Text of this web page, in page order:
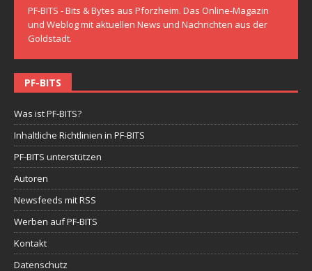
PF-BITS - Bits & Bytes aus Pforzheim. Das Online-Magazin
und Weblog mit aktuellen News und Nachrichten aus der
Goldstadt.
PF-BITS
Was ist PF-BITS?
Inhaltliche Richtlinien in PF-BITS
PF-BITS unterstützen
Autoren
Newsfeeds mit RSS
Werben auf PF-BITS
Kontakt
Datenschutz